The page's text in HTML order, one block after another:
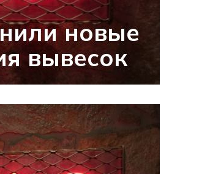
новые
вывесок